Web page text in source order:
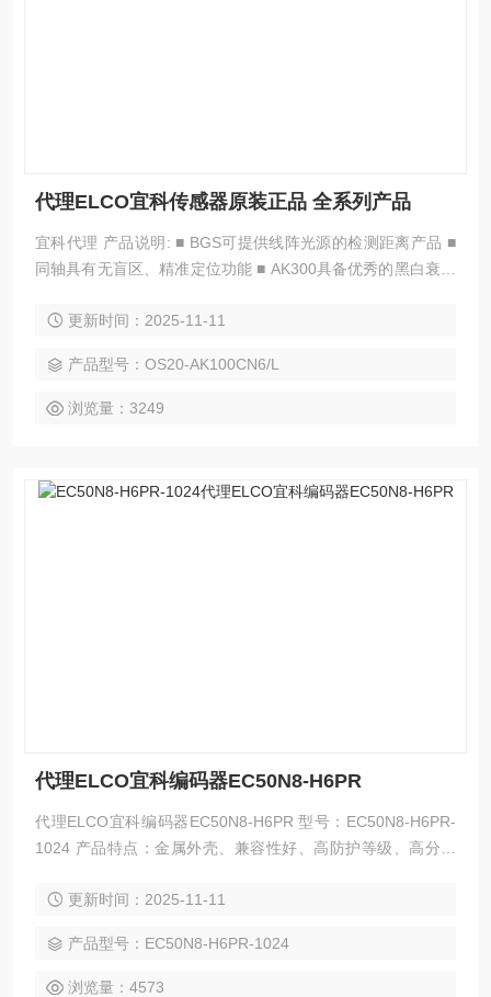
代理ELCO宜科传感器原装正品 全系列产品
宜科代理 产品说明: ■ BGS可提供线阵光源的检测距离产品 ■
同轴具有无盲区、精准定位功能 ■ AK300具备优秀的黑白衰减
异轴和 同轴偏振镜反检测、透明体检测和PCB板检测等。适用
C） : 10-30 输出方式 : RS422、推挽
更新时间：2025-11-11
产品型号：OS20-AK100CN6/L
浏览量：3249
代理ELCO宜科编码器EC50N8-H6PR
代理ELCO宜科编码器EC50N8-H6PR 型号：EC50N8-H6PR-
1024 产品特点：金属外壳、兼容性好、高防护等级、高分辨
（℃） ：-40...+85℃
更新时间：2025-11-11
产品型号：EC50N8-H6PR-1024
浏览量：4573